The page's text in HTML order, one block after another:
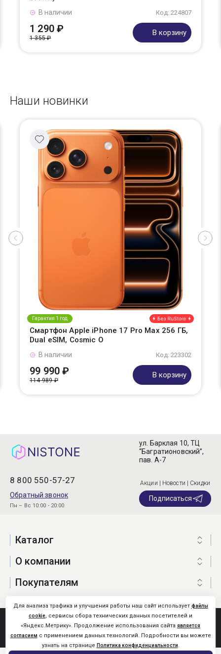
Код: 224807
В наличии
1 290 ₽
1 355 ₽
В корзину
Наши новинки
Гарантия 1 год
Смартфон Apple iPhone 17 Pro Max 256 ГБ,
Dual eSIM, Cosmic O
Код: 223302
В наличии
99 990 ₽
114 989 ₽
В корзину
8 800 550-57-27
Обратный звонок
Пн – Вс 10:00 - 20:00
ул. Барклая 10, ТЦ
“Багратионовский”,
пав. А-7
Акции | Новости | Скидки
Подписаться
Каталог
О компании
Покупателям
Nistone.Ru © 2026
Карта сайта
Для анализа трафика и улучшения работы наш сайт использует файлы
cookie, сервисы сбора технических данных посетителей и
«Яндекс.Метрику». Продолжение использования сайта является
согласием с применением данных технологий. Подробности вы можете
узнать на странице Политика конфиденциальности.